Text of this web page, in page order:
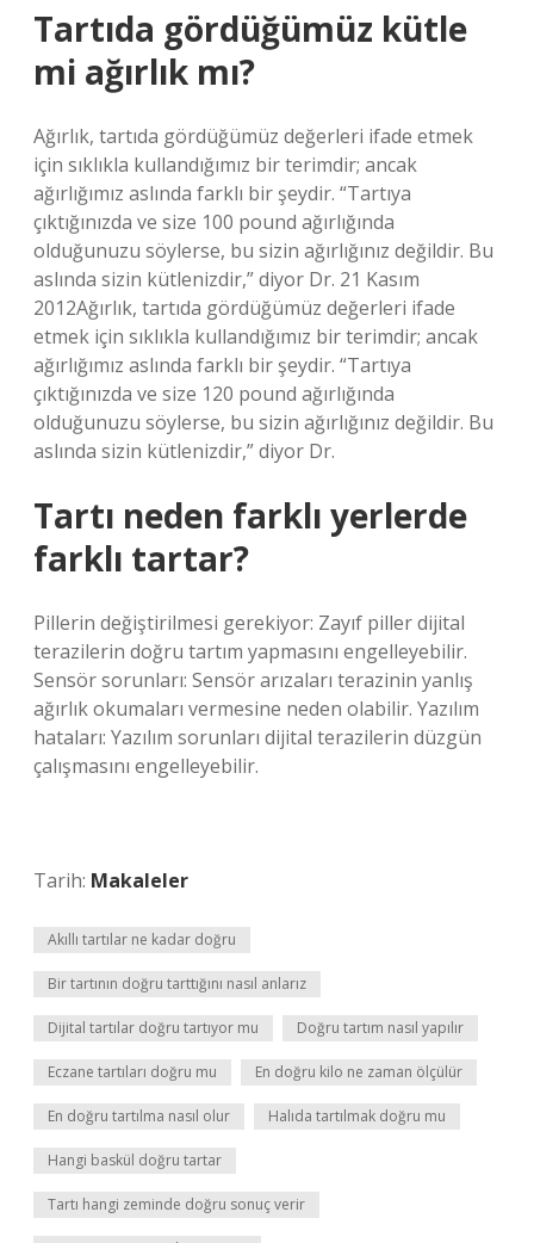
Tartıda gördüğümüz kütle
mi ağırlık mı?
Ağırlık, tartıda gördüğümüz değerleri ifade etmek
için sıklıkla kullandığımız bir terimdir; ancak
ağırlığımız aslında farklı bir şeydir. “Tartıya
çıktığınızda ve size 100 pound ağırlığında
olduğunuzu söylerse, bu sizin ağırlığınız değildir. Bu
aslında sizin kütlenizdir,” diyor Dr. 21 Kasım
2012Ağırlık, tartıda gördüğümüz değerleri ifade
etmek için sıklıkla kullandığımız bir terimdir; ancak
ağırlığımız aslında farklı bir şeydir. “Tartıya
çıktığınızda ve size 120 pound ağırlığında
olduğunuzu söylerse, bu sizin ağırlığınız değildir. Bu
aslında sizin kütlenizdir,” diyor Dr.
Tartı neden farklı yerlerde
farklı tartar?
Pillerin değiştirilmesi gerekiyor: Zayıf piller dijital
terazilerin doğru tartım yapmasını engelleyebilir.
Sensör sorunları: Sensör arızaları terazinin yanlış
ağırlık okumaları vermesine neden olabilir. Yazılım
hataları: Yazılım sorunları dijital terazilerin düzgün
çalışmasını engelleyebilir.
Tarih: Makaleler
Akıllı tartılar ne kadar doğru
Bir tartının doğru tarttığını nasıl anlarız
Dijital tartılar doğru tartıyor mu Doğru tartım nasıl yapılır
Eczane tartıları doğru mu En doğru kilo ne zaman ölçülür
En doğru tartılma nasıl olur Halıda tartılmak doğru mu
Hangi baskül doğru tartar
Tartı hangi zeminde doğru sonuç verir